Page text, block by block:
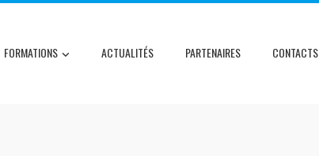
FORMATIONS ACTUALITÉS PARTENAIRES CONTACTS